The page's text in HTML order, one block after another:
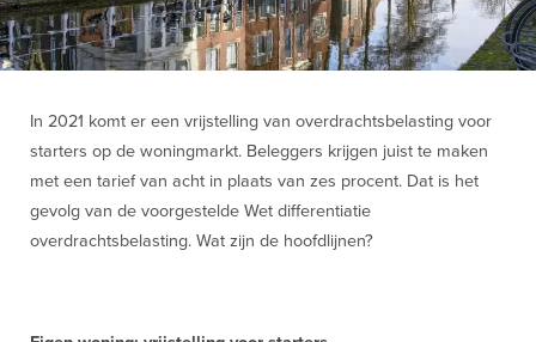
In 2021 komt er een vrijstelling van overdrachtsbelasting voor
starters op de woningmarkt. Beleggers krijgen juist te maken
met een tarief van acht in plaats van zes procent. Dat is het
gevolg van de voorgestelde Wet differentiatie
overdrachtsbelasting. Wat zijn de hoofdlijnen?